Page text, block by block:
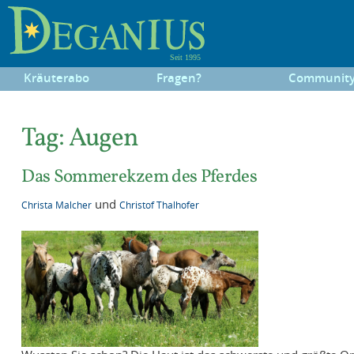
Kräuterabo Fragen?
Tag:Augen
Das Sommerekzem des Pferdes
Christa Malcher undChristof Thalhofer